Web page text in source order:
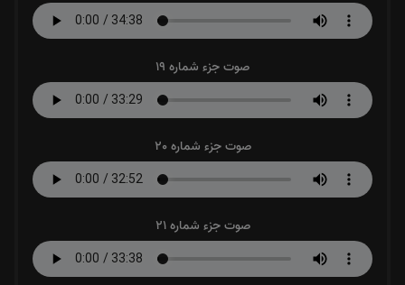
صوت جزء شماره 19
صوت جزء شماره 20
صوت جزء شماره 21